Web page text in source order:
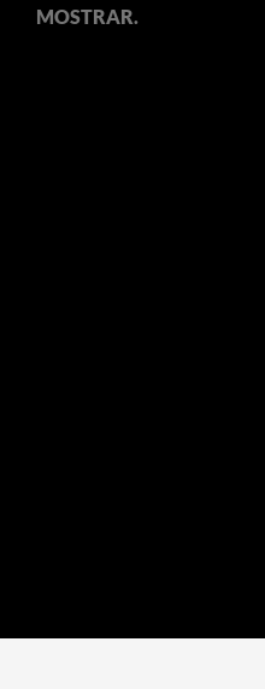
MOSTRAR.